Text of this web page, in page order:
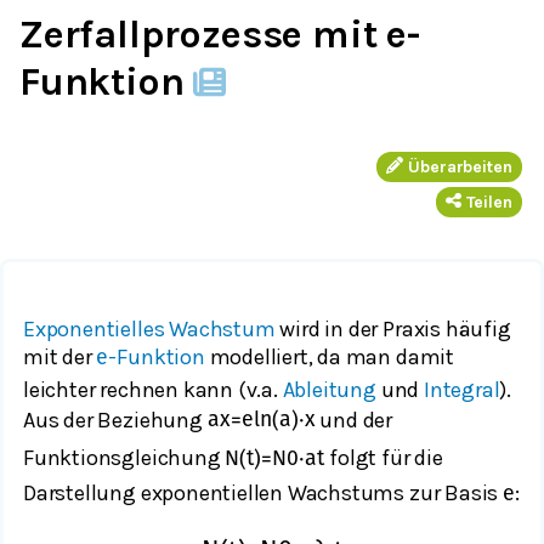
Zerfallprozesse mit e-
Funktion
Überarbeiten
Teilen
Exponentielles Wachstumwird in der Praxis häufig
mit dere-Funktion modelliert, da man damit
leichter rechnen kann (v.a. Ableitung und Integral).
Aus der Beziehung ax=eln(a)⋅xund der
Funktionsgleichung N(t)= N 0⋅atfolgt für die
Darstellung exponentiellen Wachstums zur Basis e: